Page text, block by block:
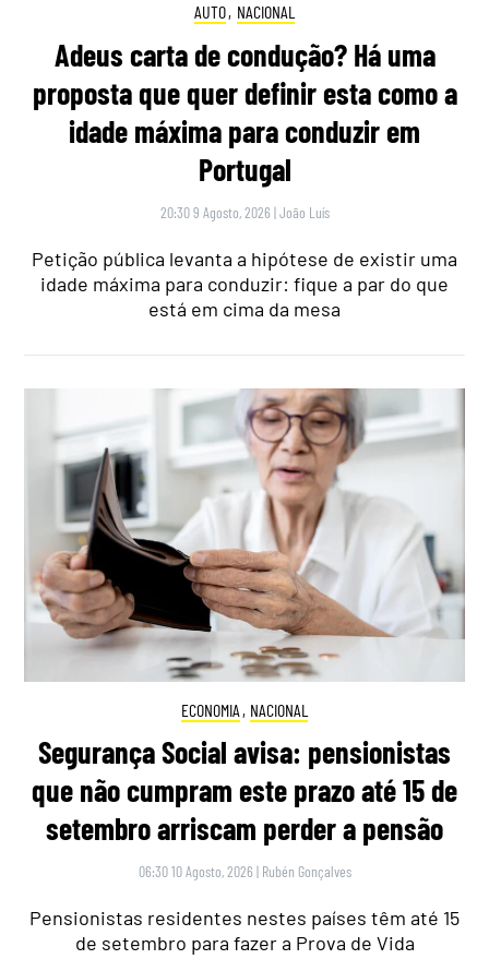
AUTO, NACIONAL
Adeus carta de condução? Há uma
proposta que quer definir esta como a
idade máxima para conduzir em
Portugal
20:30 9 Agosto, 2026 |João Luís
Petição pública levanta a hipótese de existir uma
idade máxima para conduzir: fique a par do que
está em cima da mesa
ECONOMIA , NACIONAL
Segurança Social avisa: pensionistas
que não cumpram este prazo até 15 de
setembro arriscam perder a pensão
06:30 10 Agosto, 2026 | Rubén Gonçalves
Pensionistas residentes nestes países têm até 15
de setembro para fazer a Prova de Vida